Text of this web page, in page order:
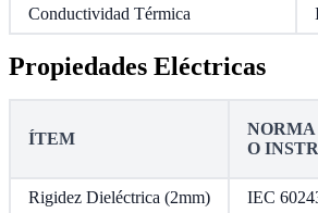
Conductividad Térmica
Propiedades Eléctricas
ÍTEM
NORMA
O
Rigidez Dieléctrica (2mm) IEC